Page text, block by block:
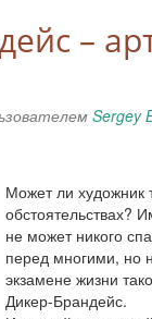
–
Sergey
Может ли художник
обстоятельствах?
не может никого
перед многими, но
экзамене жизни
Дикер-Брандейс.